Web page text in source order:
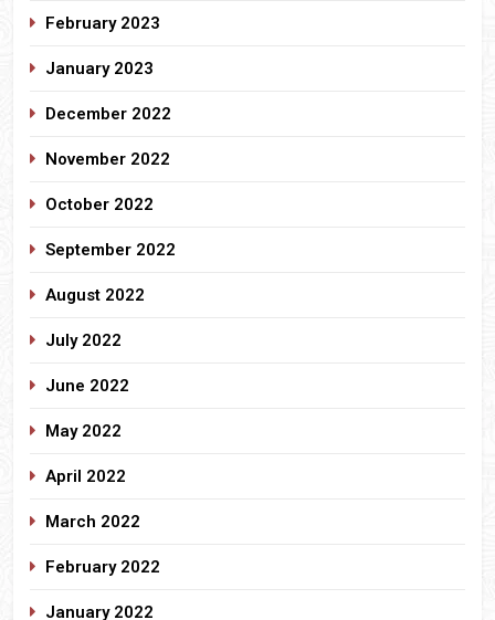
February 2023
January 2023
December 2022
November 2022
October 2022
September 2022
August 2022
July 2022
June 2022
May 2022
April 2022
March 2022
February 2022
January 2022